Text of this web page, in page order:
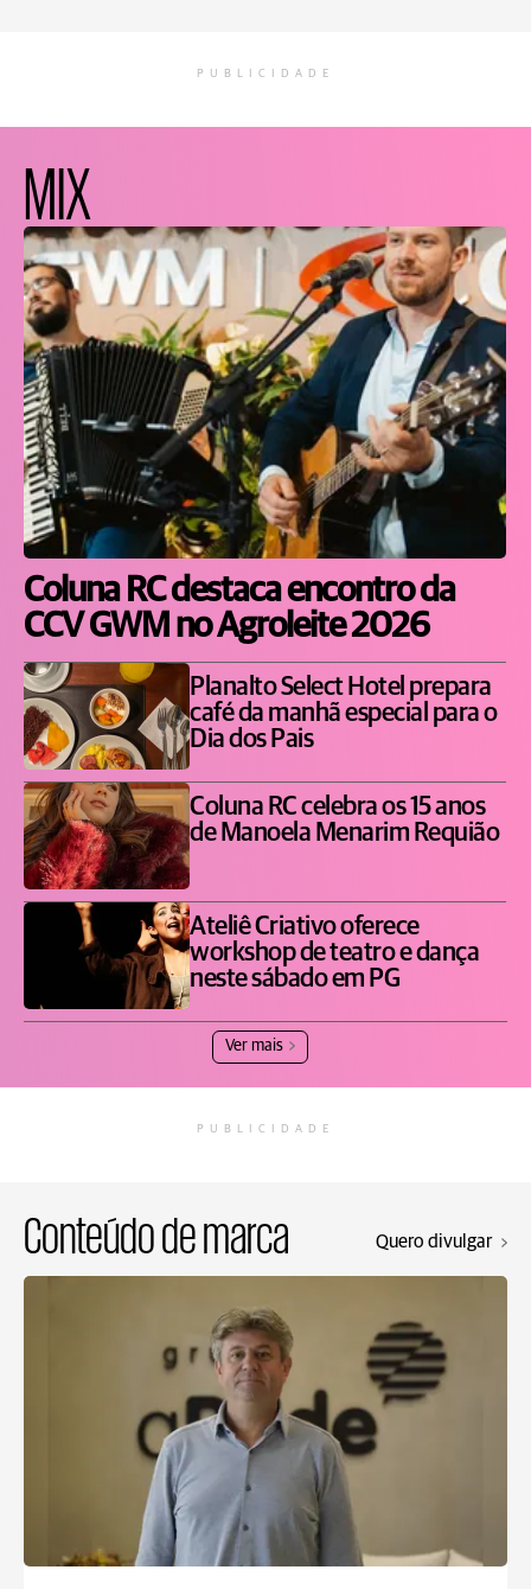
PUBLICIDADE
MIX
Coluna RC destaca encontro da
CCV GWM no Agroleite 2026
Planalto Select Hotel prepara
café da manhã especial para o
Dia dos Pais
Coluna RC celebra os 15 anos
de Manoela Menarim Requião
Ateliê Criativo oferece
workshop de teatro e dança
neste sábado em PG
Ver mais
PUBLICIDADE
Conteúdo de marca Quero divulgar